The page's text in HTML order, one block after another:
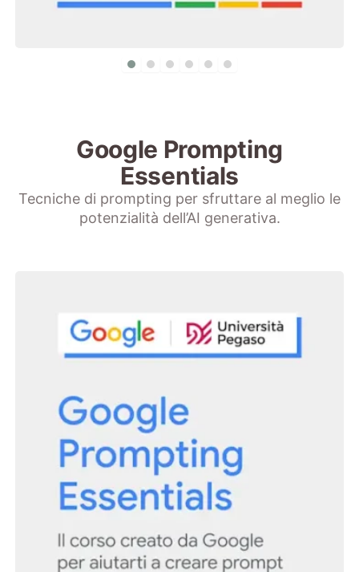
Google Prompting
Essentials
Tecniche di prompting per sfruttare al meglio le
potenzialità dell’AI generativa.